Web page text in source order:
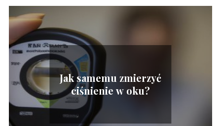
Jak samemu zmierzyć
ciśnienie w oku?